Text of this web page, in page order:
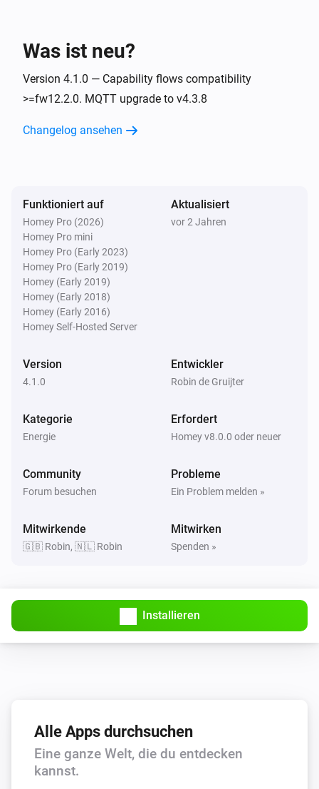
Was ist neu?
Version 4.1.0 — Capability flows compatibility
>=fw12.2.0. MQTT upgrade to v4.3.8
Changelog ansehen
Funktioniert auf
Homey Pro (2026)
Homey Pro mini
Homey Pro (Early 2023)
Homey Pro (Early 2019)
Homey (Early 2019)
Homey (Early 2018)
Homey (Early 2016)
Homey Self-Hosted Server
Aktualisiert
vor 2 Jahren
Version
4.1.0
Entwickler
Robin de Gruijter
Kategorie
Energie
Erfordert
Homey v8.0.0 oder neuer
Community
Forum besuchen
Probleme
Ein Problem melden »
Mitwirkende
🇬🇧 Robin, 🇳🇱 Robin
Mitwirken
Spenden »
Installieren
Alle Apps durchsuchen
Eine ganze Welt, die du entdecken
kannst.